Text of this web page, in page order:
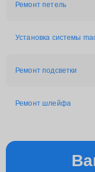
Ремонт петель
Установка системы
Ремонт подсветки
Ремонт шлейфа